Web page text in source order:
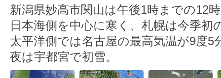
新潟県妙高市関山は午後1時までの12
日本海側を中心に寒く、札幌は今季初
太平洋側では名古屋の最高気温が9度5
夜は宇都宮で初雪。